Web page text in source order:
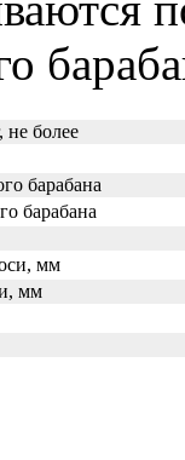
не более
барабана
барабана
мм
мм